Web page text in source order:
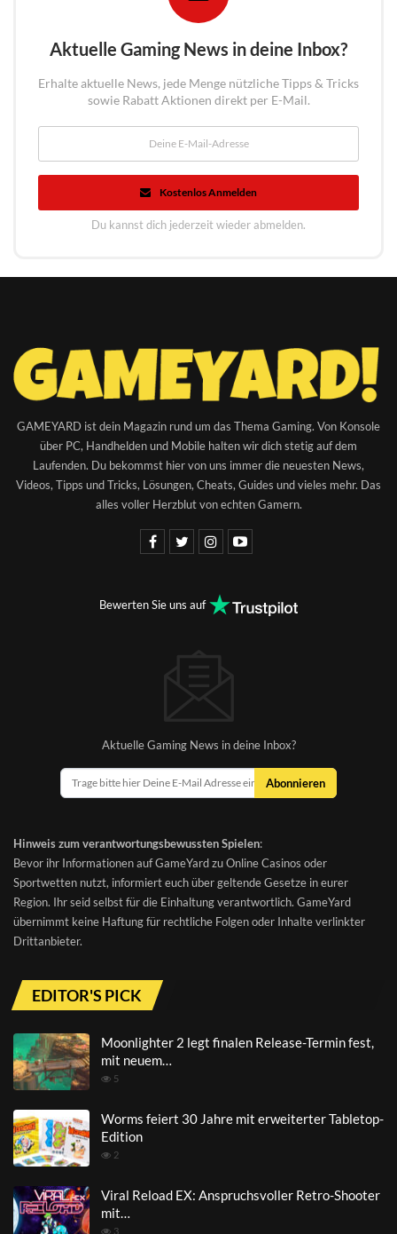
Aktuelle Gaming News in deine Inbox?
Erhalte aktuelle News, jede Menge nützliche Tipps & Tricks
sowie Rabatt Aktionen direkt per E-Mail.
Kostenlos Anmelden
Du kannst dich jederzeit wieder abmelden.
GAMEYARD ist dein Magazin rund um das Thema Gaming. Von Konsole
über PC, Handhelden und Mobile halten wir dich stetig auf dem
Laufenden. Du bekommst hier von uns immer die neuesten News,
Videos, Tipps und Tricks, Lösungen, Cheats, Guides und vieles mehr. Das
alles voller Herzblut von echten Gamern.
Bewerten Sie uns auf
Aktuelle Gaming News in deine Inbox?
Abonnieren
Hinweis zum verantwortungsbewussten Spielen:
Bevor ihr Informationen auf GameYard zu Online Casinos oder
Sportwetten nutzt, informiert euch über geltende Gesetze in eurer
Region. Ihr seid selbst für die Einhaltung verantwortlich. GameYard
übernimmt keine Haftung für rechtliche Folgen oder Inhalte verlinkter
Drittanbieter.
EDITOR'S PICK
Moonlighter 2 legt finalen Release-Termin fest,
mit neuem…
5
Worms feiert 30 Jahre mit erweiterter Tabletop-
Edition
2
Viral Reload EX: Anspruchsvoller Retro-Shooter
mit…
3